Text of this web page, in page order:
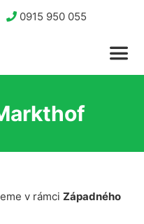
0915 950 055
v rámci Západného